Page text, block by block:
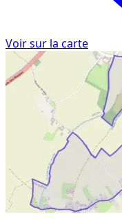
Voir sur la carte